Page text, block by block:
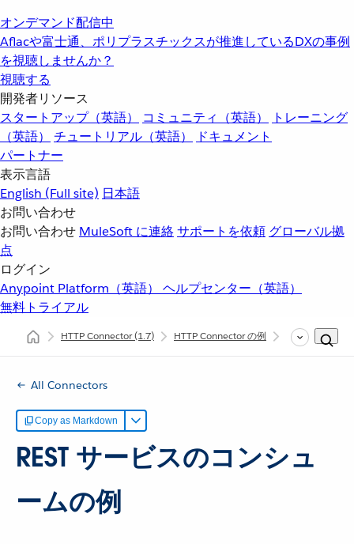
オンデマンド配信中
Aflacや富士通、ポリプラスチックスが推進しているDXの事例
を視聴しませんか？
視聴する
開発者リソース
スタートアップ（英語）
コミュニティ（英語）
トレーニング
（英語）
チュートリアル（英語）
ドキュメント
パートナー
表示言語
English (Full site) 日本語
お問い合わせ
お問い合わせ MuleSoft に連絡サポートを依頼 グローバル拠
点
ログイン
Anypoint Platform（英語） ヘルプセンター（英語）
無料トライアル
HTTP Connector(1.7) HTTP Connector の例 REST サービ
All Connectors
Copy as Markdown
REST サービスのコンシュ
ームの例